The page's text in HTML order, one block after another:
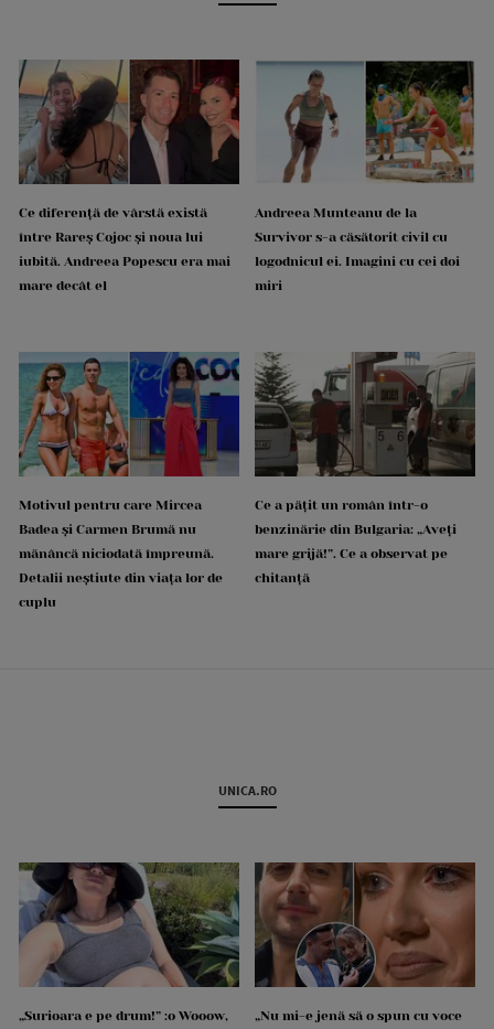
Ce diferență de vârstă există
între Rareș Cojoc și noua lui
iubită. Andreea Popescu era mai
mare decât el
Andreea Munteanu de la
Survivor s-a căsătorit civil cu
logodnicul ei. Imagini cu cei doi
miri
Motivul pentru care Mircea
Badea și Carmen Brumă nu
mănâncă niciodată împreună.
Detalii neștiute din viața lor de
cuplu
Ce a pățit un român într-o
benzinărie din Bulgaria: „Aveți
mare grijă!”. Ce a observat pe
chitanță
UNICA.RO
„Surioara e pe drum!” :o Wooow,
„Nu mi-e jenă să o spun cu voce